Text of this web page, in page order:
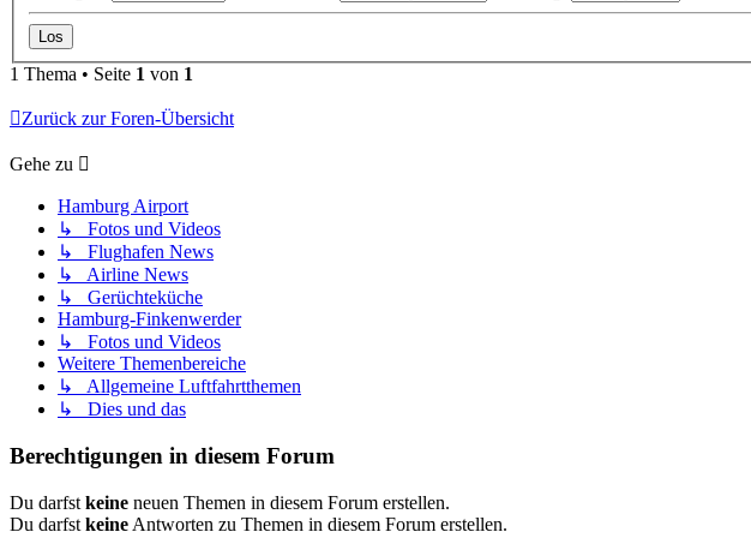
1 Thema • Seite 1 von 1
Zurück zur Foren-Übersicht
Gehe zu
Hamburg Airport
↳ Fotos und Videos
↳ Flughafen News
↳ Airline News
↳ Gerüchteküche
Hamburg-Finkenwerder
↳ Fotos und Videos
Weitere Themenbereiche
↳ Allgemeine Luftfahrtthemen
↳ Dies und das
Berechtigungen in diesem Forum
Du darfst keine neuen Themen in diesem Forum erstellen.
Du darfst keine Antworten zu Themen in diesem Forum erstellen.